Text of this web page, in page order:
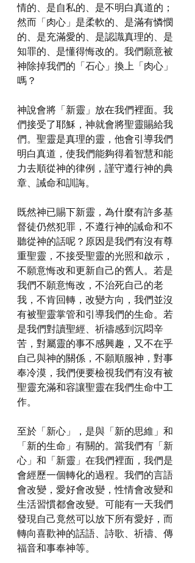
情的、是自私的、是不明白真道的；
然而「肉心」是柔軟的、是滿有憐憫
的、是充滿愛的、是認識真理的、是
知罪的、是懂得悔改的。我們願意被
神除掉我們的「石心」換上「肉心」
嗎？
神說會將「新靈」放在我們裡面。我
們接受了耶穌，神就會將聖靈賜給我
們。聖靈是真理的靈，他會引導我們
明白真道，使我們能夠得着智慧和能
力去順從神的律例，謹守遵行神的典
章、誡命和訓誨。
既然神已賜下新靈，為什麼有許多基
督徒仍然犯罪，不遵行神的誡命和不
聽從神的話呢？原因是我們有沒有尊
重聖靈，不接受聖靈的光照和啟示，
不願意悔改和更新自己的舊人。若是
我們不願意悔改，不治死自己的老
我，不肯回轉，改變方向，我們並沒
有被聖靈掌管和引導我們的生命。若
是我們對讀聖經、祈禱感到沉悶辛
苦，對屬靈的事不感興趣，又不在乎
自己與神的關係，不願順服神，對事
奉冷漠，我們便要檢視我們有沒有被
聖靈充滿和容讓聖靈在我們生命中工
作。
至於「新心」，是與「新的思維」和
「新的生命」有關的。當我們有「新
心」和「新靈」在我們裡面，我們是
會經歷一個轉化的過程。我們的言語
會改變，愛好會改變，性情會改變和
生活習慣都會改變。可能有一天我們
發現自己竟然可以放下所有愛好，而
轉向喜歡神的話語、詩歌、祈禱、傳
福音和事奉神等。